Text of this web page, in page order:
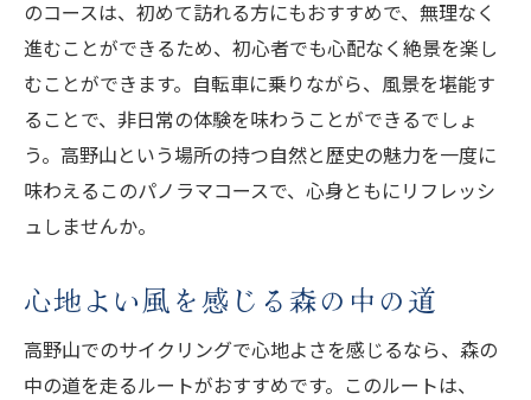
のコースは、初めて訪れる方にもおすすめで、無理なく
進むことができるため、初心者でも心配なく絶景を楽し
むことができます。自転車に乗りながら、風景を堪能す
ることで、非日常の体験を味わうことができるでしょ
う。高野山という場所の持つ自然と歴史の魅力を一度に
味わえるこのパノラマコースで、心身ともにリフレッシ
ュしませんか。
心地よい風を感じる森の中の道
高野山でのサイクリングで心地よさを感じるなら、森の
中の道を走るルートがおすすめです。このルートは、